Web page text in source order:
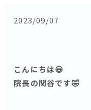
2023/09/07
こんにちは😃
院長の関谷です🤣